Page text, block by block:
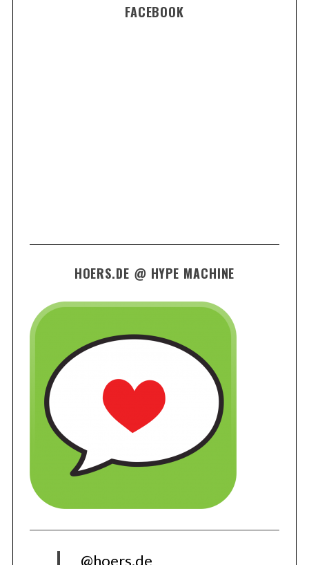
FACEBOOK
HOERS.DE @ HYPE MACHINE
@hoers.de